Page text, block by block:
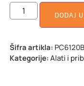
DODAJ
Šifra artikla:
Kategorije:Alati i